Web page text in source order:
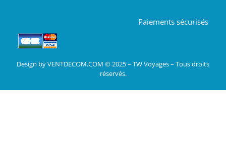
Paiements sécurisés
Design by VENTDECOM.COM © 2025 – TW Voyages – Tous droits
réservés.